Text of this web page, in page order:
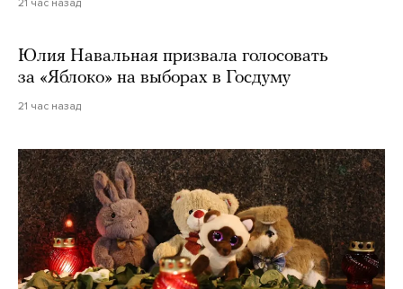
Юлия Навальная призвала голосовать
за «Яблоко» на выборах в Госдуму
21 час назад